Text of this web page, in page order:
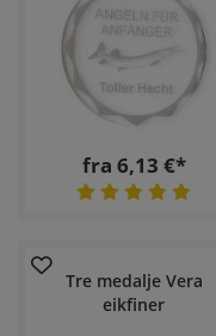
fra 6,13 €*
Tre medalje Vera
eikfiner